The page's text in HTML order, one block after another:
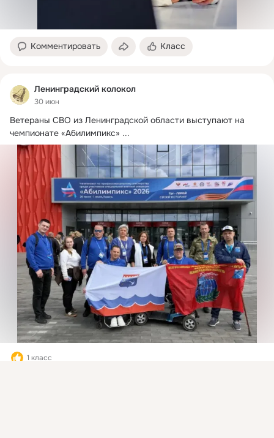
Комментировать Класс
Ленинградский колокол
30 июн
Ветераны СВО из Ленинградской области выступают на
чемпионате «Абилимпикс» ...
1 класс